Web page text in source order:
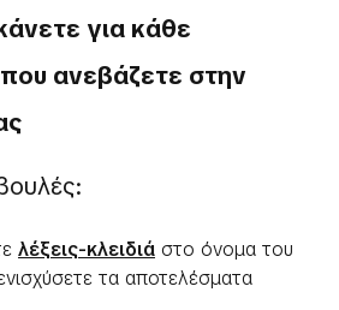
για κάθε
ανεβάζετε στην
λέξεις-κλειδιά στο όνομα του
τα αποτελέσματα